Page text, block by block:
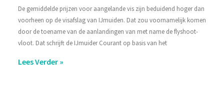
De gemiddelde prijzen voor aangelande vis zijn beduidend hoger dan
voorheen op de visafslag van IJmuiden. Dat zou voornamelijk komen
door de toename van de aanlandingen van met name de flyshoot-
vloot. Dat schrijft de IJmuider Courant op basis van het
Lees Verder »